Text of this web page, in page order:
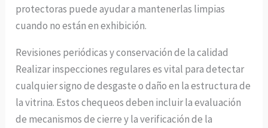
protectoras puede ayudar a mantenerlas limpias
cuando no están en exhibición.
Revisiones periódicas y conservación de la calidad
Realizar inspecciones regulares es vital para detectar
cualquier signo de desgaste o daño en la estructura de
la vitrina. Estos chequeos deben incluir la evaluación
de mecanismos de cierre y la verificación de la